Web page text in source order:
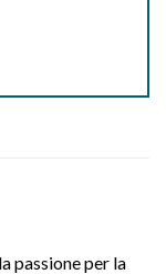
passione per la